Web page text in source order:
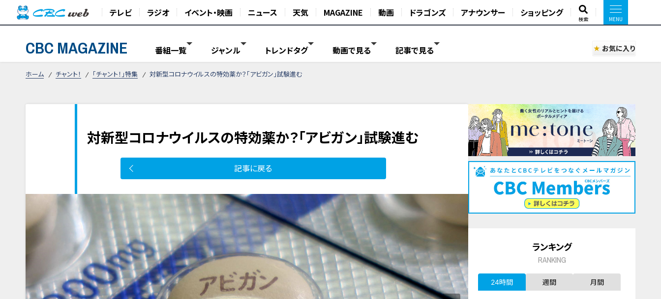
テレビ ラジオ イベント・映画 ニュース 天気 MAGAZINE 動画 ドラゴンズ アナウンサー ショッピング
検索
CBC MAGAZINE 番組一覧 ジャンル トレンドタグ 動画で見る 記事で見る お気に入り
ホーム チャント！ 「チャント！」特集 対新型コロナウイルスの特効薬か？「アビガン」試験進む
対新型コロナウイルスの特効薬か？「アビガン」試験進む
記事に戻る
ランキング
RANKING
24時間 週間 月間